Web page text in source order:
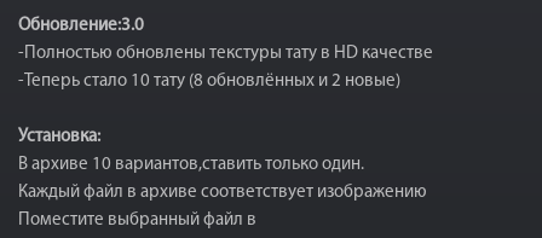
Обновление:3.0
-Полностью обновлены текстуры тату в HD качестве
-Теперь стало 10 тату (8 обновлённых и 2 новые)
Установка:
В архиве 10 вариантов,ставить только один.
Каждый файл в архиве соответствует изображению
Поместите выбранный файл в